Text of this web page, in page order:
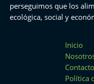
perseguimos que los
ecológica, social y
Inicio
Contacto
Política